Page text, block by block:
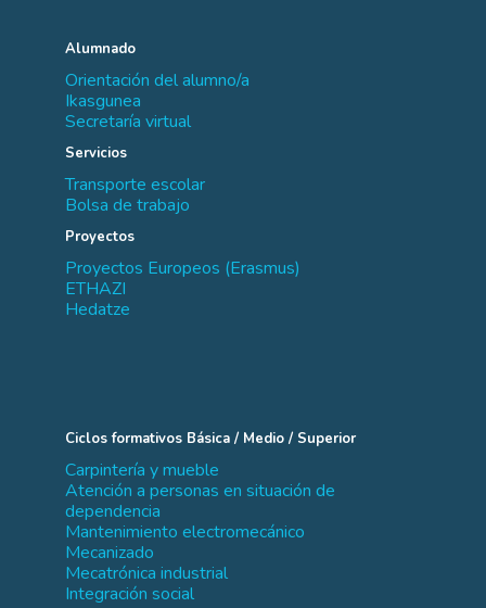
Alumnado
Orientación del alumno/a
Ikasgunea
Secretaría virtual
Servicios
Transporte escolar
Bolsa de trabajo
Proyectos
Proyectos Europeos (Erasmus)
ETHAZI
Hedatze
Ciclos formativos Básica / Medio / Superior
Carpintería y mueble
Atención a personas en situación de
dependencia
Mantenimiento electromecánico
Mecanizado
Mecatrónica industrial
Integración social